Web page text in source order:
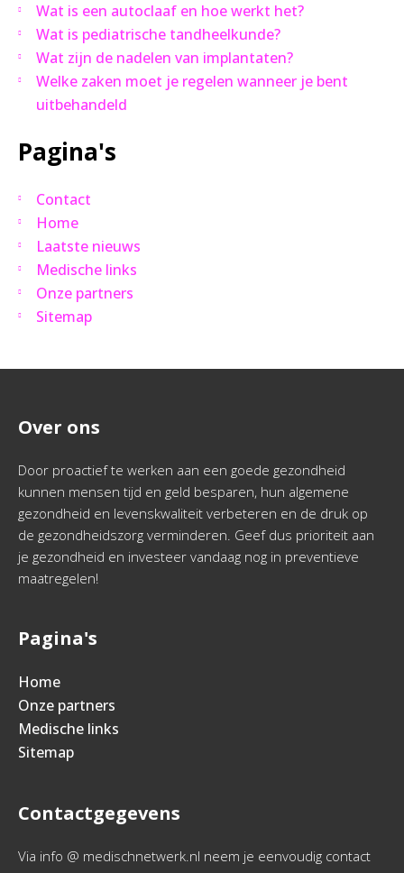
Wat is een autoclaaf en hoe werkt het?
Wat is pediatrische tandheelkunde?
Wat zijn de nadelen van implantaten?
Welke zaken moet je regelen wanneer je bent
uitbehandeld
Pagina's
Contact
Home
Laatste nieuws
Medische links
Onze partners
Sitemap
Over ons
Door proactief te werken aan een goede gezondheid
kunnen mensen tijd en geld besparen, hun algemene
gezondheid en levenskwaliteit verbeteren en de druk op
de gezondheidszorg verminderen. Geef dus prioriteit aan
je gezondheid en investeer vandaag nog in preventieve
maatregelen!
Pagina's
Home
Onze partners
Medische links
Sitemap
Contactgegevens
Via info @ medischnetwerk.nl neem je eenvoudig contact